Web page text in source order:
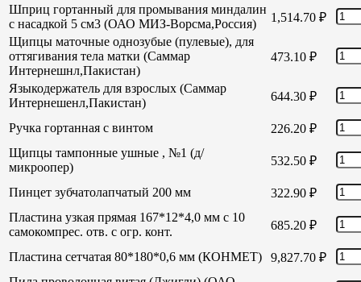
Шприц гортанный для промывания миндалин
с насадкой 5 см3 (ОАО МИЗ-Ворсма,Россия)
1,514.70 ₽
Щипцы маточные однозубые (пулевые), для
оттягивания тела матки (Саммар
Интернешнл,Пакистан)
473.10 ₽
Языкодержатель для взрослых (Саммар
Интернешенл,Пакистан)
644.30 ₽
Ручка гортанная с винтом 226.20 ₽
Щипцы тампонные ушные , №1 (д/
микроопер)
532.50 ₽
Пинцет зубчатолапчатый 200 мм 322.90 ₽
Пластина узкая прямая 167*12*4,0 мм с 10
самокомпрес. отв. с огр. конт.
685.20 ₽
Пластина сетчатая 80*180*0,6 мм (КОНМЕТ) 9,827.70 ₽